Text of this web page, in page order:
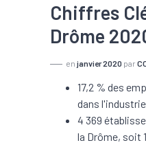
Chiffres
Drôme
en janvier 2020 par
17,2 % des
dans
4 369
la Drôme, soit